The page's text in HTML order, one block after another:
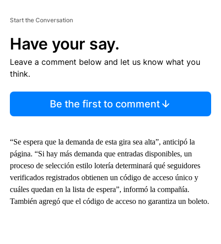
Start the Conversation
Have your say.
Leave a comment below and let us know what you
think.
Be the first to comment
“Se espera que la demanda de esta gira sea alta”, anticipó la
página. “Si hay más demanda que entradas disponibles, un
proceso de selección estilo lotería determinará qué seguidores
verificados registrados obtienen un código de acceso único y
cuáles quedan en la lista de espera”, informó la compañía.
También agregó que el código de acceso no garantiza un boleto.